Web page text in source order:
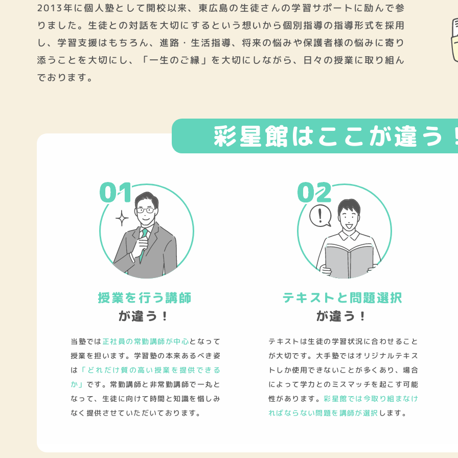
2013年に個人塾として開校以来、東広島の生徒さんの学習サポートに励んで参
りました。生徒との対話を大切にするという想いから個別指導の指導形式を採用
し、学習支援はもちろん、進路・生活指導、将来の悩みや保護者様の悩みに寄り
添うことを大切にし、「一生のご縁」を大切にしながら、日々の授業に取り組ん
でおります。
彩星館はここが違う
授業を行う講師
が違う！
当塾では 正社員の常勤講師が中心となって
授業を担います。学習塾の本来あるべき姿
は 「どれだけ質の高い授業を提供できる
か」 です。常勤講師と非常勤講師で一丸と
なって、生徒に向けて時間と知識を惜しみ
なく提供させていただいております。
テキストと問題選択
が違う！
テキストは生徒の学習状況に合わせること
が大切です。大手塾ではオリジナルテキス
トしか使用できないことが多くあり、場合
によって学力とのミスマッチを起こす可能
性があります。 彩星館では今取り組まなけ
ればならない問題を講師が選択 します。